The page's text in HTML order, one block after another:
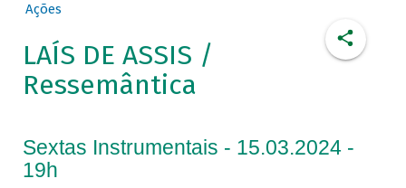
Ações
LAÍS DE ASSIS /
Ressemântica
Sextas Instrumentais - 15.03.2024 -
19h